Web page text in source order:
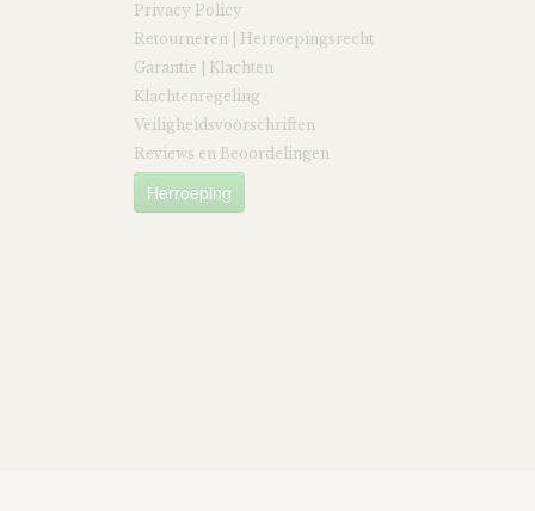
Privacy Policy
Retourneren | Herroepingsrecht
Garantie | Klachten
Klachtenregeling
Veiligheidsvoorschriften
Reviews en Beoordelingen
Herroeping